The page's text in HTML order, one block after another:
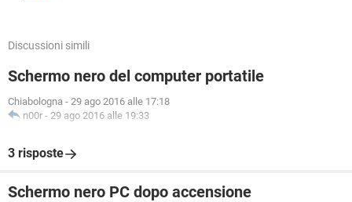
Discussioni simili
Schermo nero del computer portatile
Chiabologna - 29 ago 2016 alle 17:18
n00r - 29 ago 2016 alle 19:33
3 risposte
Schermo nero PC dopo accensione